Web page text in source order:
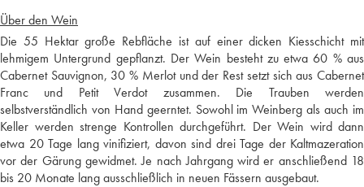
Über den Wein
Die 55 Hektar große Rebfläche ist auf einer dicken Kiesschicht mit
lehmigem Untergrund gepflanzt. Der Wein besteht zu etwa 60 % aus
Cabernet Sauvignon, 30 % Merlot und der Rest setzt sich aus Cabernet
Franc und Petit Verdot zusammen. Die Trauben werden
selbstverständlich von Hand geerntet. Sowohl im Weinberg als auch im
Keller werden strenge Kontrollen durchgeführt. Der Wein wird dann
etwa 20 Tage lang vinifiziert, davon sind drei Tage der Kaltmazeration
vor der Gärung gewidmet. Je nach Jahrgang wird er anschließend 18
bis 20 Monate lang ausschließlich in neuen Fässern ausgebaut.